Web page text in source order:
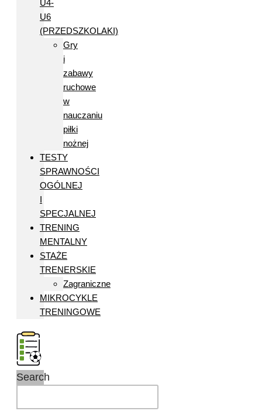
U4-
U6
(PRZEDSZKOLAKI)
Gry
i
zabawy
ruchowe
w
nauczaniu
piłki
nożnej
TESTY
SPRAWNOŚCI
OGÓLNEJ
I
SPECJALNEJ
TRENING
MENTALNY
STAŻE
TRENERSKIE
Zagraniczne
MIKROCYKLE
TRENINGOWE
Search